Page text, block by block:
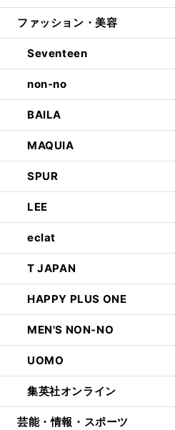
ファッション・美容
Seventeen
non-no
BAILA
MAQUIA
SPUR
LEE
eclat
T JAPAN
HAPPY PLUS ONE
MEN'S NON-NO
UOMO
集英社オンライン
芸能・情報・スポーツ